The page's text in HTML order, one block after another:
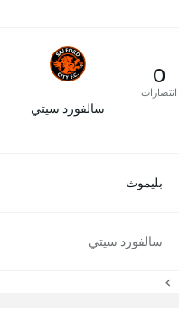
0
انتصارات
سالفورد سيتي
بليموث
سالفورد سيتي